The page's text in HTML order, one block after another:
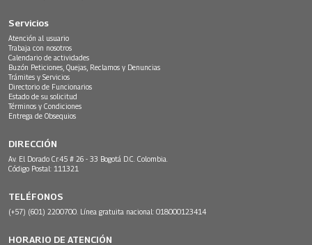
Servicios
Atención al usuario
Trabaja con nosotros
Calendario de actividades
Buzón Peticiones, Quejas, Reclamos y Denuncias
Trámites y Servicios
Directorio de Funcionarios
Estado de su solicitud
Términos y Condiciones
Entrega de Obsequios
DIRECCIÓN
Av. El Dorado Cr.45 # 26 - 33 Bogotá D.C. Colombia.
Código Postal: 111321
TELÉFONOS
(+57) (601) 2200700. Línea gratuita nacional: 018000123414
HORARIO DE ATENCIÓN